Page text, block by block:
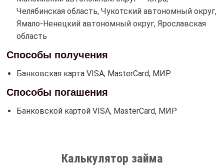
Челябинская область, Чукотский автономный округ,
Ямало-Ненецкий автономный округ, Ярославская
область
Способы получения
Банковская карта VISA, MasterCard, МИР
Способы погашения
Банковской картой VISA, MasterCard, МИР
Калькулятор займа